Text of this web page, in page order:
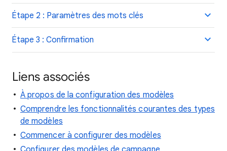
Étape 2 : Paramètres des mots clés
Étape 3 : Confirmation
Liens associés
À propos de la configuration des modèles
Comprendre les fonctionnalités courantes des types
de modèles
Commencer à configurer des modèles